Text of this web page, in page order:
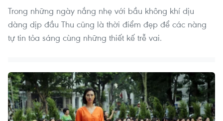
Trong những ngày nắng nhẹ với bầu không khí dịu
dàng dịp đầu Thu cũng là thời điểm đẹp để các nàng
tự tin tỏa sáng cùng những thiết kế trễ vai.